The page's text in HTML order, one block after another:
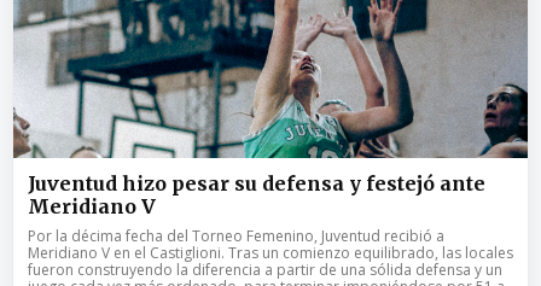
Juventud hizo pesar su defensa y festejó ante
Meridiano V
Por la décima fecha del Torneo Femenino, Juventud recibió a
Meridiano V en el Castiglioni. Tras un comienzo equilibrado, las locales
fueron construyendo la diferencia a partir de una sólida defensa y un